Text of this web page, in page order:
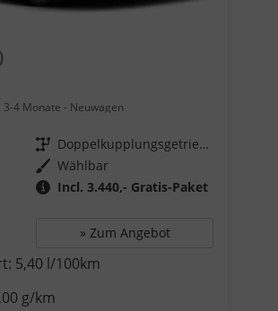
3-4 Monate Neuwagen
Getriebe
Doppelkupplungsgetriebe (DSG)
Wählbar
Incl. 3.440,- Gratis-Paket
» Zum Angebot
5,40 l/100km
g/km